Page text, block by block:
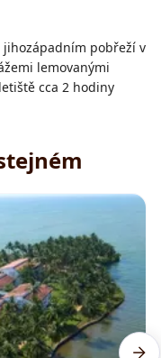
pobřeží v
lemovanými
cca 2 hodiny